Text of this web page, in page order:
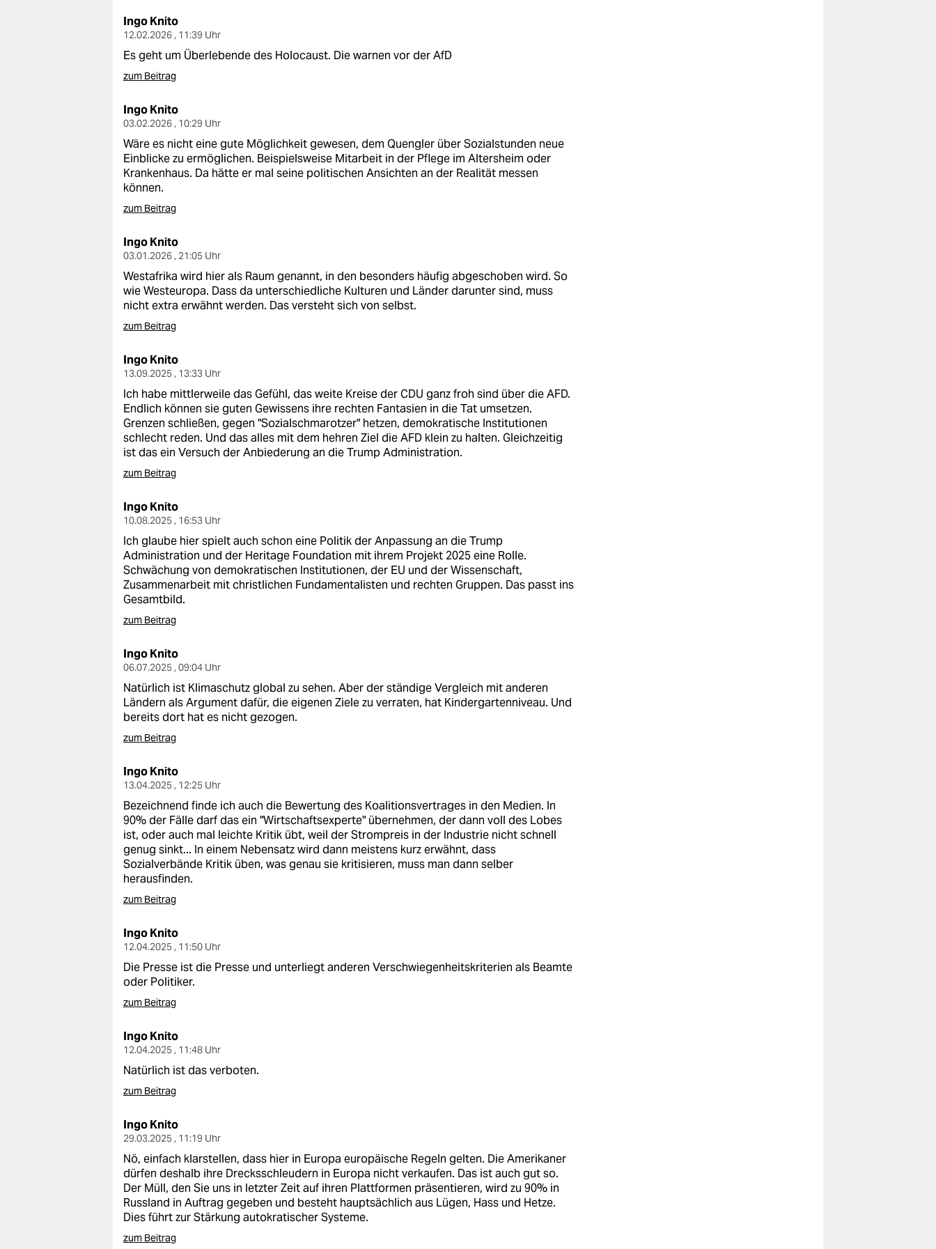
Ingo Knito
12.02.2026 , 11:39 Uhr
Es geht um Überlebende des Holocaust. Die warnen vor der AfD
zum Beitrag
Ingo Knito
03.02.2026 , 10:29 Uhr
Wäre es nicht eine gute Möglichkeit gewesen, dem Quengler über Sozialstunden neue
Einblicke zu ermöglichen. Beispielsweise Mitarbeit in der Pflege im Altersheim oder
Krankenhaus. Da hätte er mal seine politischen Ansichten an der Realität messen
können.
zum Beitrag
Ingo Knito
03.01.2026 , 21:05 Uhr
Westafrika wird hier als Raum genannt, in den besonders häufig abgeschoben wird. So
wie Westeuropa. Dass da unterschiedliche Kulturen und Länder darunter sind, muss
nicht extra erwähnt werden. Das versteht sich von selbst.
zum Beitrag
Ingo Knito
13.09.2025 , 13:33 Uhr
Ich habe mittlerweile das Gefühl, das weite Kreise der CDU ganz froh sind über die AFD.
Endlich können sie guten Gewissens ihre rechten Fantasien in die Tat umsetzen.
Grenzen schließen, gegen "Sozialschmarotzer" hetzen, demokratische Institutionen
schlecht reden. Und das alles mit dem hehren Ziel die AFD klein zu halten. Gleichzeitig
ist das ein Versuch der Anbiederung an die Trump Administration.
zum Beitrag
Ingo Knito
10.08.2025 , 16:53 Uhr
Ich glaube hier spielt auch schon eine Politik der Anpassung an die Trump
Administration und der Heritage Foundation mit ihrem Projekt 2025 eine Rolle.
Schwächung von demokratischen Institutionen, der EU und der Wissenschaft,
Zusammenarbeit mit christlichen Fundamentalisten und rechten Gruppen. Das passt ins
Gesamtbild.
zum Beitrag
Ingo Knito
06.07.2025 , 09:04 Uhr
Natürlich ist Klimaschutz global zu sehen. Aber der ständige Vergleich mit anderen
Ländern als Argument dafür, die eigenen Ziele zu verraten, hat Kindergartenniveau. Und
bereits dort hat es nicht gezogen.
zum Beitrag
Ingo Knito
13.04.2025 , 12:25 Uhr
Bezeichnend finde ich auch die Bewertung des Koalitionsvertrages in den Medien. In
90% der Fälle darf das ein "Wirtschaftsexperte" übernehmen, der dann voll des Lobes
ist, oder auch mal leichte Kritik übt, weil der Strompreis in der Industrie nicht schnell
genug sinkt... In einem Nebensatz wird dann meistens kurz erwähnt, dass
Sozialverbände Kritik üben, was genau sie kritisieren, muss man dann selber
herausfinden.
zum Beitrag
Ingo Knito
12.04.2025 , 11:50 Uhr
Die Presse ist die Presse und unterliegt anderen Verschwiegenheitskriterien als Beamte
oder Politiker.
zum Beitrag
Ingo Knito
12.04.2025 , 11:48 Uhr
Natürlich ist das verboten.
zum Beitrag
Ingo Knito
29.03.2025 , 11:19 Uhr
Nö, einfach klarstellen, dass hier in Europa europäische Regeln gelten. Die Amerikaner
dürfen deshalb ihre Drecksschleudern in Europa nicht verkaufen. Das ist auch gut so.
Der Müll, den Sie uns in letzter Zeit auf ihren Plattformen präsentieren, wird zu 90% in
Russland in Auftrag gegeben und besteht hauptsächlich aus Lügen, Hass und Hetze.
Dies führt zur Stärkung autokratischer Systeme.
zum Beitrag